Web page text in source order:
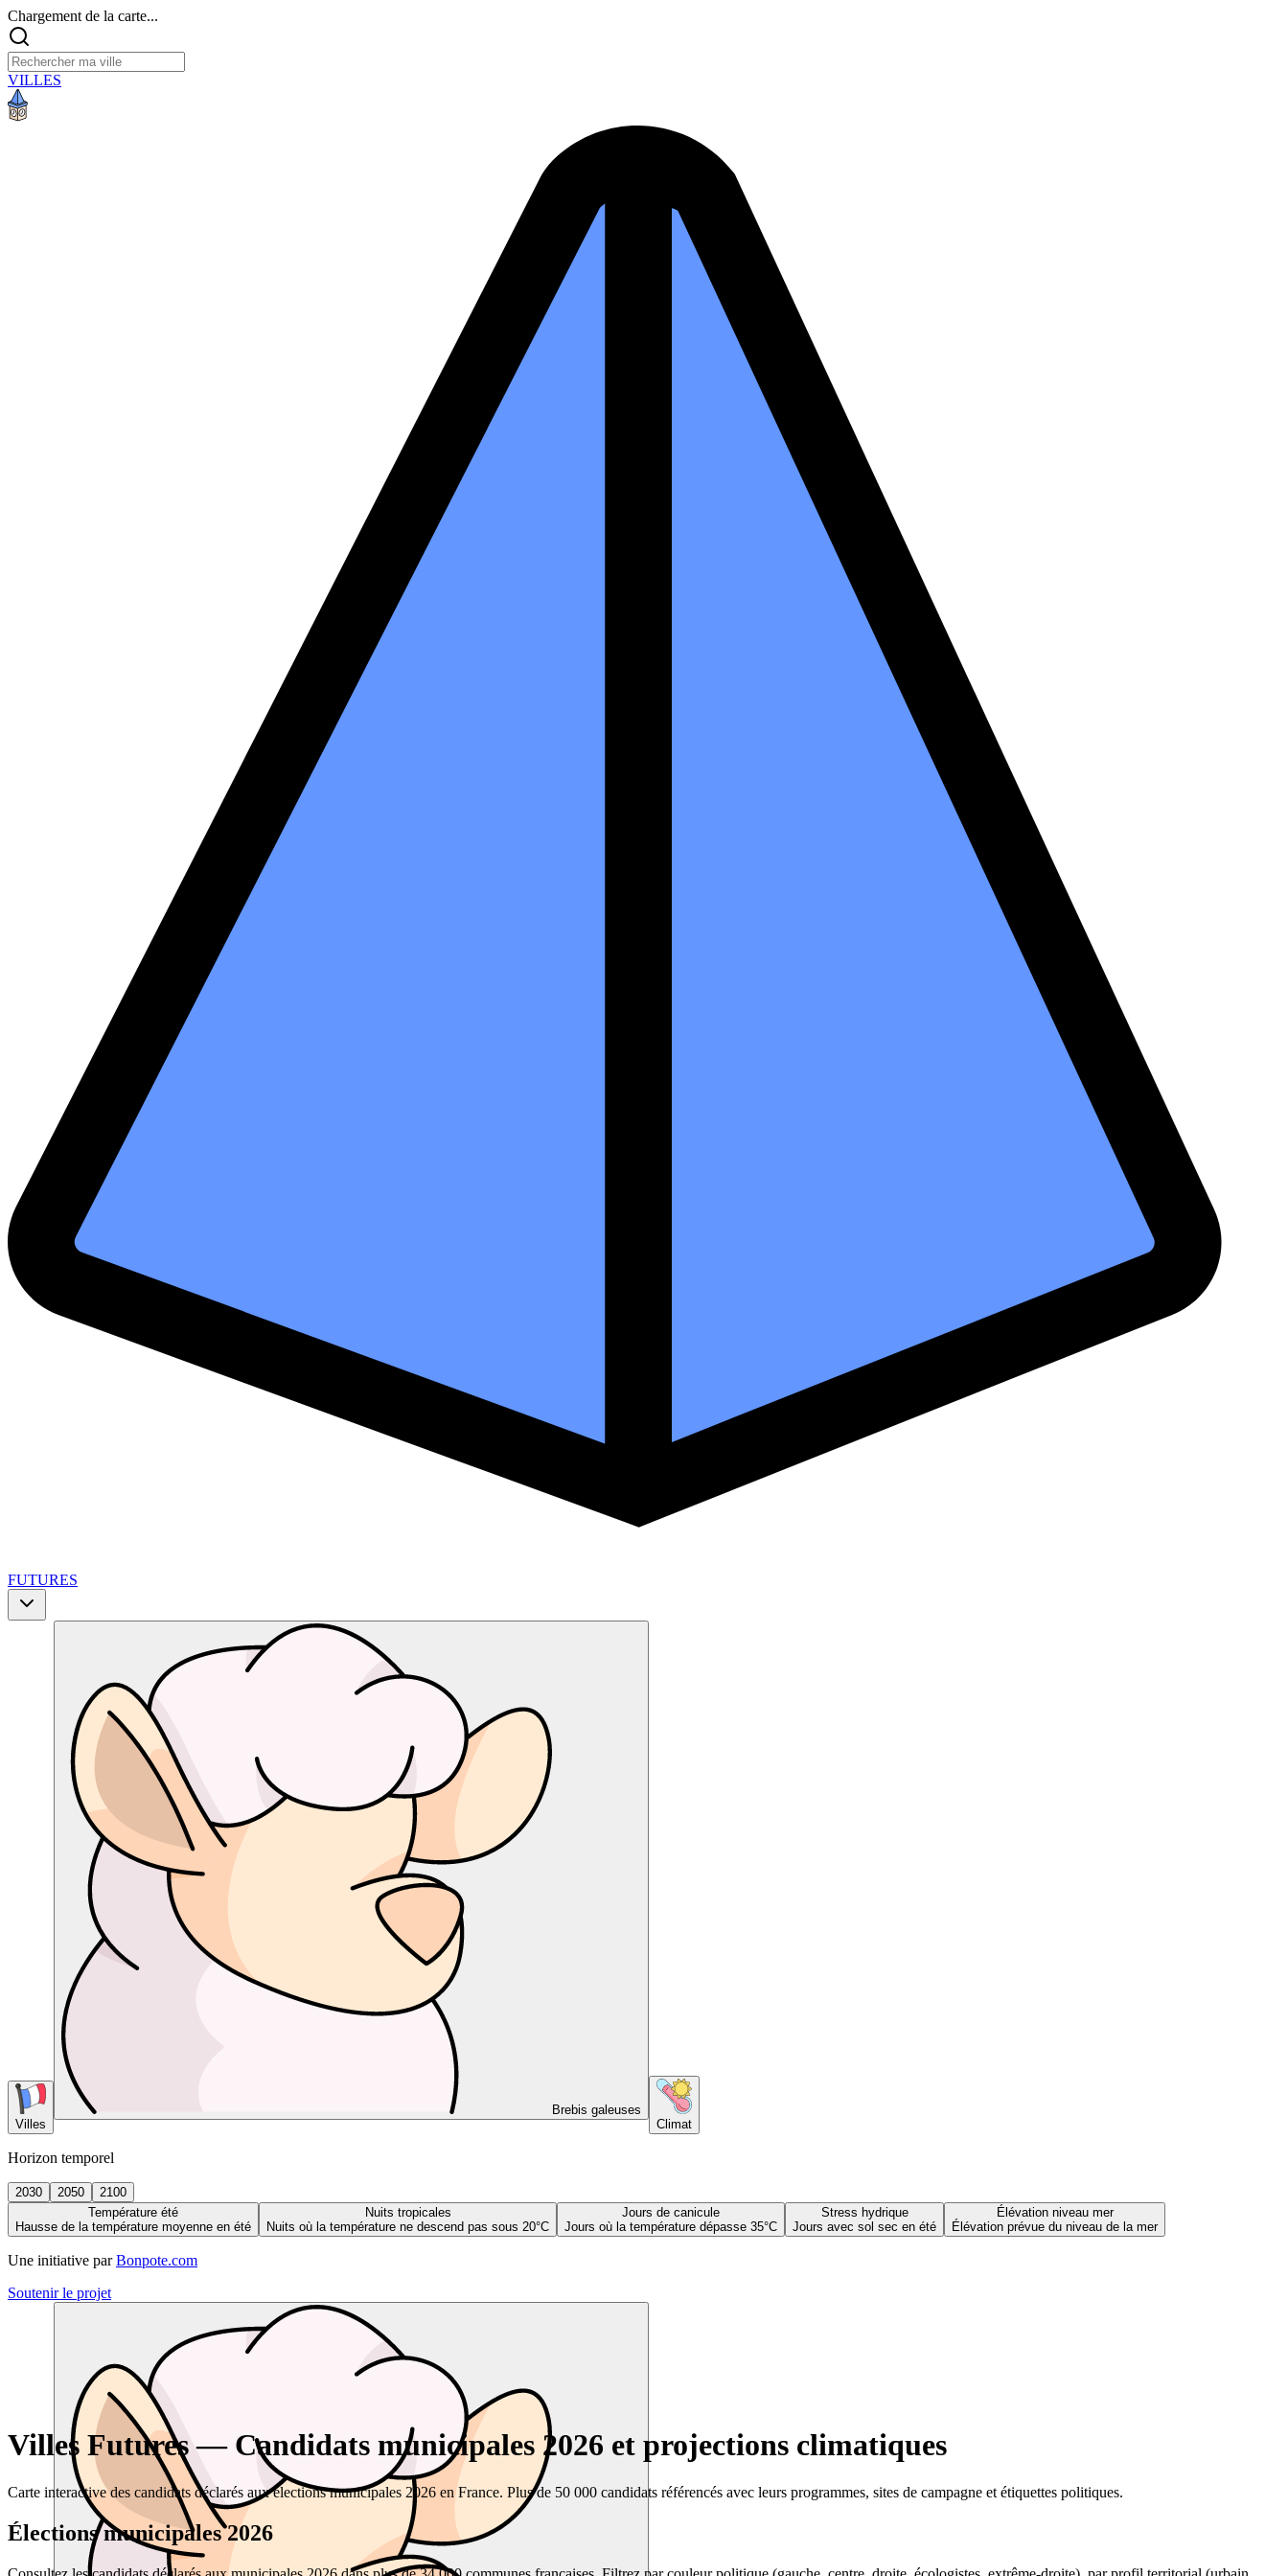
Chargement de la carte...
VILLES
FUTURES
Villes
Brebis galeuses
Climat
Horizon temporel
2030 2050
2100
Température été
Hausse de la température moyenne en été
Nuits tropicales
Nuits où la température ne descend pas sous 20°C
Jours de canicule
Jours où la température dépasse 35°C
Stress hydrique
Jours avec sol sec en été
Élévation niveau mer
Élévation prévue du niveau de la mer
Une initiative par Bonpote.com
Soutenir le projet
Villes Futures — Candidats municipales 2026 et projections climatiques
Carte interactive des candidats déclarés aux élections municipales 2026 en France. Plus de 50 000 candidats référencés avec leurs programmes, sites de campagne et étiquettes politiques.
Élections municipales 2026